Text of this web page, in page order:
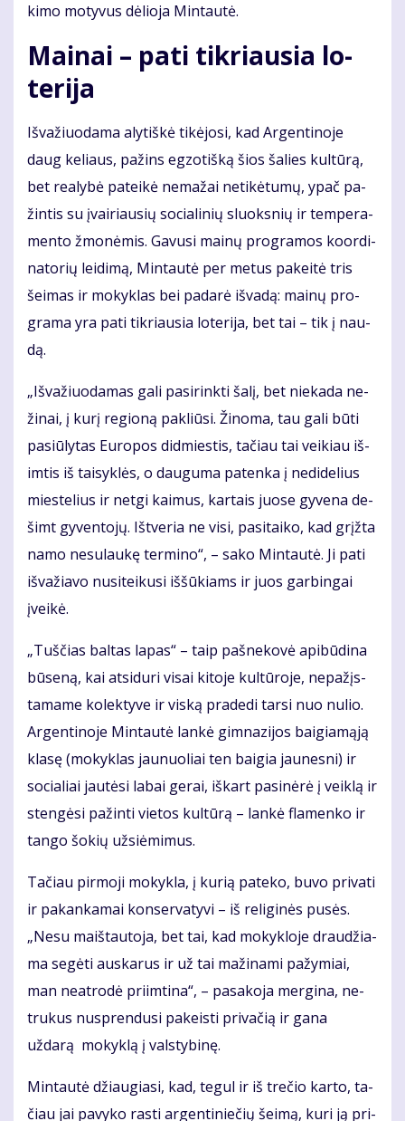
ki­mo mo­ty­vus dė­lio­ja Min­tau­tė.
Mai­nai – pa­ti tik­riau­sia lo­
te­ri­ja
Iš­va­žiuo­da­ma aly­tiš­kė ti­kė­jo­si, kad Ar­gen­ti­no­je
daug ke­liaus, pa­žins eg­zo­tiš­ką šios ša­lies kul­tū­rą,
bet re­a­ly­bė pa­tei­kė ne­ma­žai ne­ti­kė­tu­mų, ypač pa­
žin­tis su įvai­riau­sių so­cia­li­nių sluoks­nių ir tem­pe­ra­
men­to žmo­nė­mis. Ga­vu­si mai­nų pro­gra­mos ko­or­di­
na­to­rių lei­di­mą, Min­tau­tė per me­tus pa­kei­tė tris
šei­mas ir mo­kyk­las bei pa­da­rė iš­va­dą: mai­nų pro­
gra­ma yra pa­ti tik­riau­sia lo­te­ri­ja, bet tai – tik į nau­
dą.
„Iš­va­žiuo­da­mas ga­li pa­si­rink­ti ša­lį, bet nie­ka­da ne­
ži­nai, į ku­rį re­gio­ną pa­kliū­si. Ži­no­ma, tau ga­li bū­ti
pa­siū­ly­tas Eu­ro­pos did­mies­tis, ta­čiau tai vei­kiau iš­
im­tis iš tai­syk­lės, o dau­gu­ma pa­ten­ka į ne­di­de­lius
mies­te­lius ir net­gi kai­mus, kar­tais juo­se gy­ve­na de­
šimt gy­ven­to­jų. Iš­tve­ria ne vi­si, pa­si­tai­ko, kad grįž­ta
na­mo ne­su­lau­kę ter­mi­no“, – sa­ko Min­tau­tė. Ji pa­ti
iš­va­žia­vo nu­si­tei­ku­si iš­šū­kiams ir juos gar­bin­gai
įvei­kė.
„Tuš­čias bal­tas la­pas“ – taip pa­šne­ko­vė api­bū­di­na
bū­se­ną, kai at­si­du­ri vi­sai ki­to­je kul­tū­ro­je, ne­pa­žįs­
ta­ma­me ko­lek­ty­ve ir vis­ką pra­de­di tar­si nuo nu­lio.
Ar­gen­ti­no­je Min­tau­tė lan­kė gim­na­zi­jos bai­gia­mą­ją
kla­sę (mo­kyk­las jau­nuo­liai ten bai­gia jau­nes­ni) ir
so­cia­liai jau­tė­si la­bai ge­rai, iš­kart pa­si­nė­rė į veik­lą ir
sten­gė­si pa­žin­ti vie­tos kul­tū­rą – lan­kė fla­men­ko ir
tan­go šo­kių už­si­ė­mi­mus.
Ta­čiau pir­mo­ji mo­kyk­la, į ku­rią pa­te­ko, bu­vo pri­va­ti
ir pa­kan­ka­mai kon­ser­va­ty­vi – iš re­li­gi­nės pu­sės.
„Ne­su maiš­tau­to­ja, bet tai, kad mo­kyk­lo­je drau­džia­
ma se­gė­ti aus­ka­rus ir už tai ma­ži­na­mi pa­žy­miai,
man ne­at­ro­dė pri­im­ti­na“, – pa­sa­ko­ja mer­gi­na, ne­
tru­kus nu­spren­du­si pa­keis­ti privačią ir gana
uždarą mo­kyk­lą į vals­ty­bi­nę.
Min­tau­tė džiau­gia­si, kad, te­gul ir iš tre­čio kar­to, ta­
čiau jai pa­vy­ko ras­ti ar­gen­ti­nie­čių šei­mą, ku­ri ją pri­